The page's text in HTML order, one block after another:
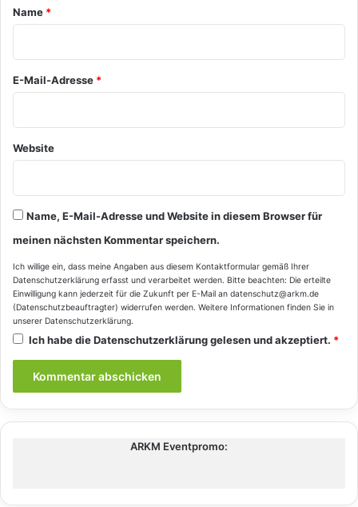
a
*
Name *
E-Mail-Adresse *
Website
Name, E-Mail-Adresse und Website in diesem Browser für
meinen nächsten Kommentar speichern.
Ich willige ein, dass meine Angaben aus diesem Kontaktformular gemäß Ihrer
Datenschutzerklärung erfasst und verarbeitet werden. Bitte beachten: Die erteilte
Einwilligung kann jederzeit für die Zukunft per E-Mail an datenschutz@arkm.de
(Datenschutzbeauftragter) widerrufen werden. Weitere Informationen finden Sie in
unserer Datenschutzerklärung.
Ich habe dieDatenschutzerklärunggelesen und akzeptiert. *
ARKM Eventpromo: